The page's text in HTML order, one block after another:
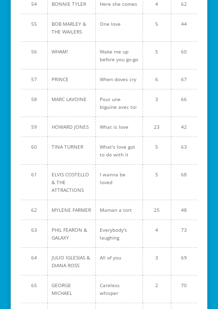
54 BONNIE TYLER Here she comes 4 62
55
BOB MARLEY &
THE WAILERS
One love 5 44
56 WHAM!
Wake me up
before you go-go
5 60
57 PRINCE When doves cry 6 67
58 MARC LAVOINE
Pour une
biguine avec toi
3 66
59 HOWARD JONES What is love 23 42
60 TINA TURNER
What's love got
to do with it
5 63
61
ELVIS COSTELLO
& THE
ATTRACTIONS
I wanna be
loved
5 68
62 MYLENE FARMER Maman a tort 25 48
63
PHIL FEARON &
GALAXY
Everybody's
laughing
4 73
64
JULIO IGLESIAS &
DIANA ROSS
All of you 3 69
65
GEORGE
MICHAEL
Careless
whisper
2 70